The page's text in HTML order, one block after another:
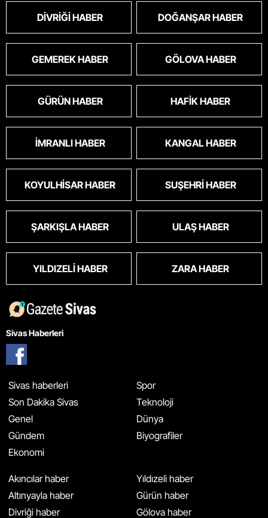
DIVRIĞI HABER DOĞANŞAR HABER
GEMEREK HABER GÖLOVA HABER
GÜRÜN HABER HAFIK HABER
İMRANLI HABER KANGAL HABER
KOYULHISAR HABER SUŞEHRI HABER
ŞARKIŞLA HABER ULAŞ HABER
YILDIZELI HABER ZARA HABER
Sivas Haberleri
Sivas haberleri
Son Dakika Sivas
Genel
Gündem
Ekonomi
Spor
Teknoloji
Dünya
Biyografiler
Akıncılar haber
Altınyayla haber
Divriği haber
Yıldızeli haber
Gürün haber
Gölova haber